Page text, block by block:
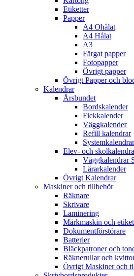
Etiketter
Papper
A4 Ohålat
A4 Hålat
A3
Färgat papper
Fotopapper
Övrigt papper
Övrigt Papper och
Kalendrar
Årsbundet
Bordskalender
Fickkalender
Väggkalender
Refill kalendrar
Elev- och
Väggkalendrar
Lärarkalender
Övrigt Kalendrar
Maskiner och tillbehör
Räknare
Skrivare
Laminering
Märkmaskin och
Dokumentförstörare
Batterier
Bläckpatroner och
Räknerullar och
Övrigt Maskiner och